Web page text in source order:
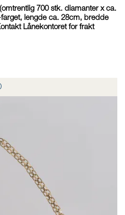
700 stk. diamanter x ca.
lengde ca. 28cm, bredde
Lånekontoret for frakt